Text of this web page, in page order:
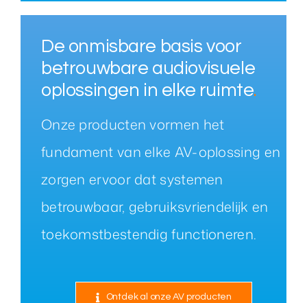
De onmisbare basis voor
betrouwbare audiovisuele
oplossingen in elke ruimte.
Onze producten vormen het
fundament van elke AV-oplossing en
zorgen ervoor dat systemen
betrouwbaar, gebruiksvriendelijk en
toekomstbestendig functioneren.
Ontdek al onze AV producten